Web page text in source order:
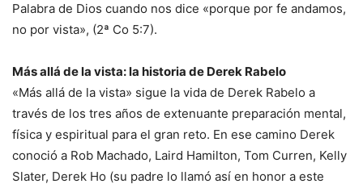
Palabra de Dios cuando nos dice «porque por fe andamos,
no por vista», (2ª Co 5:7).
Más allá de la vista: la historia de Derek Rabelo
«Más allá de la vista» sigue la vida de Derek Rabelo a
través de los tres años de extenuante preparación mental,
física y espiritual para el gran reto. En ese camino Derek
conoció a Rob Machado, Laird Hamilton, Tom Curren, Kelly
Slater, Derek Ho (su padre lo llamó así en honor a este